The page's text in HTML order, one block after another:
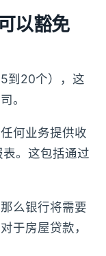
以豁免
到20个），这
。
何业务提供收
。这包括通过
么银行将需要
于房屋贷款，